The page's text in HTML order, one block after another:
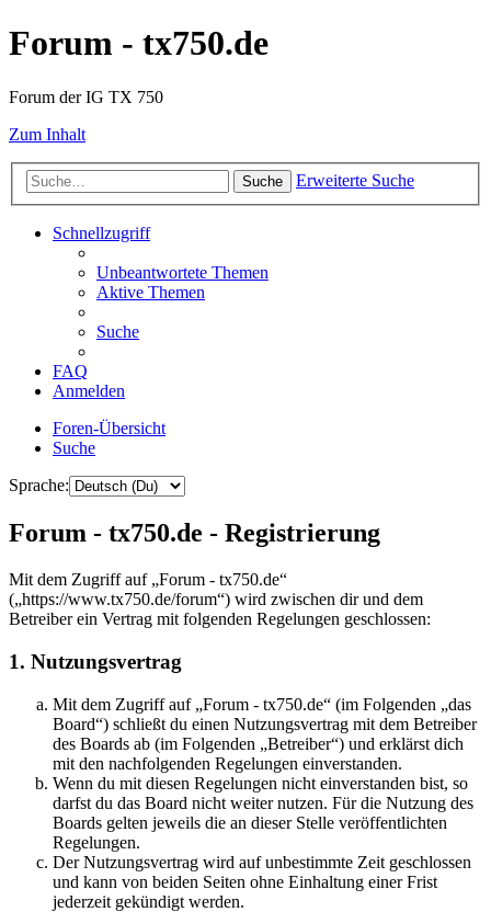
Forum - tx750.de
Forum der IG TX 750
Zum Inhalt
Suche Erweiterte Suche
Schnellzugriff
Unbeantwortete Themen
Aktive Themen
Suche
FAQ
Anmelden
Foren-Übersicht
Suche
Sprache:
Forum - tx750.de - Registrierung
Mit dem Zugriff auf „Forum - tx750.de“
(„https://www.tx750.de/forum“) wird zwischen dir und dem
Betreiber ein Vertrag mit folgenden Regelungen geschlossen:
1. Nutzungsvertrag
Mit dem Zugriff auf „Forum - tx750.de“ (im Folgenden „das
Board“) schließt du einen Nutzungsvertrag mit dem Betreiber
des Boards ab (im Folgenden „Betreiber“) und erklärst dich
mit den nachfolgenden Regelungen einverstanden.
Wenn du mit diesen Regelungen nicht einverstanden bist, so
darfst du das Board nicht weiter nutzen. Für die Nutzung des
Boards gelten jeweils die an dieser Stelle veröffentlichten
Regelungen.
Der Nutzungsvertrag wird auf unbestimmte Zeit geschlossen
und kann von beiden Seiten ohne Einhaltung einer Frist
jederzeit gekündigt werden.